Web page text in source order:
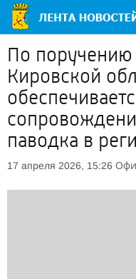
По поручению
Кировской
паводка в
17 апреля 2026, 15:26